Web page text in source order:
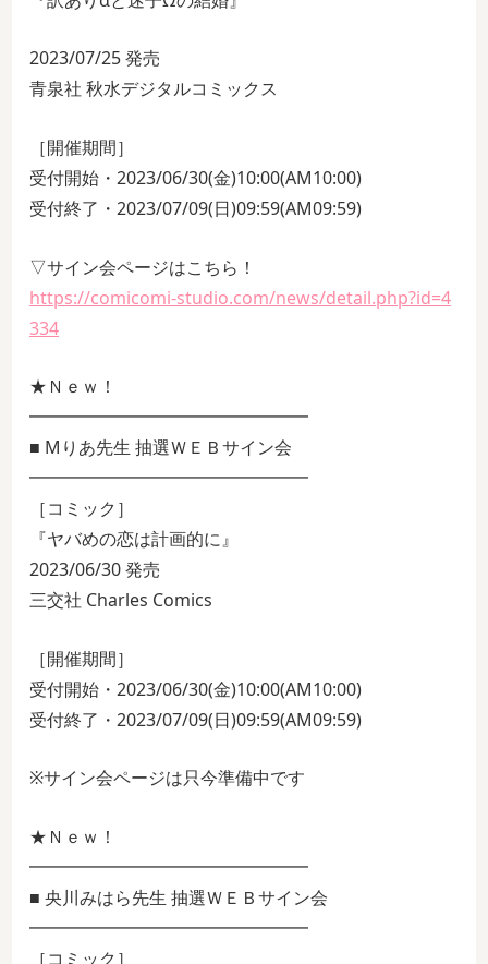
2023/07/25 発売
青泉社 秋水デジタルコミックス
［開催期間］
受付開始・2023/06/30(金)10:00(AM10:00)
受付終了・2023/07/09(日)09:59(AM09:59)
▽サイン会ページはこちら！
https://comicomi-studio.com/news/detail.php?id=4
334
★Ｎｅｗ！
━━━━━━━━━━━━━━━━
■ Mりあ先生 抽選ＷＥＢサイン会
━━━━━━━━━━━━━━━━
［コミック］
『ヤバめの恋は計画的に』
2023/06/30 発売
三交社 Charles Comics
［開催期間］
受付開始・2023/06/30(金)10:00(AM10:00)
受付終了・2023/07/09(日)09:59(AM09:59)
※サイン会ページは只今準備中です
★Ｎｅｗ！
━━━━━━━━━━━━━━━━
■ 央川みはら先生 抽選ＷＥＢサイン会
━━━━━━━━━━━━━━━━
［コミック］